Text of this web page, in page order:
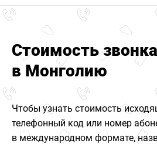
Стоимость звонка
в Монголию
Чтобы узнать стоимость
телефонный код или номер
в международном формате,